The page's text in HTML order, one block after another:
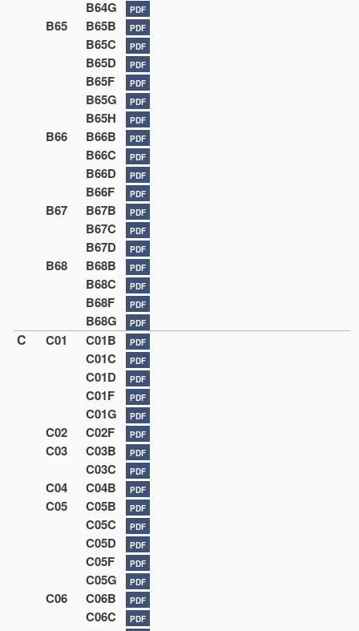
B64G PDF
B65 B65B PDF
B65C PDF
B65D PDF
B65F PDF
B65G PDF
B65H PDF
B66 B66B PDF
B66C PDF
B66D PDF
B66F PDF
B67 B67B PDF
B67C PDF
B67D PDF
B68 B68B PDF
B68C PDF
B68F PDF
B68G PDF
C C01 C01B PDF
C01C PDF
C01D PDF
C01F PDF
C01G PDF
C02 C02F PDF
C03 C03B PDF
C03C PDF
C04 C04B PDF
C05 C05B PDF
C05C PDF
C05D PDF
C05F PDF
C05G PDF
C06 C06B PDF
C06C PDF